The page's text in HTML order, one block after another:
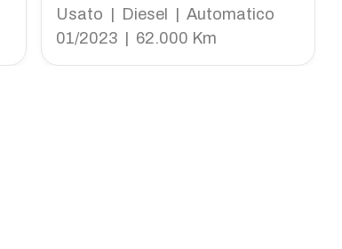
Usato | Diesel | Automatico
01/2023 | 62.000 Km